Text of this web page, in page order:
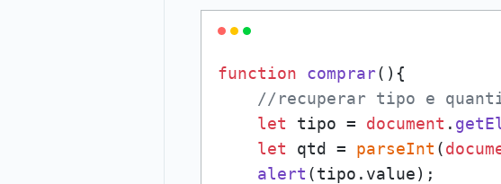
function comprar( ){
//recuperar tipo e
let tipo = document .
let qtd = parseInt (
alert (tipo. value);